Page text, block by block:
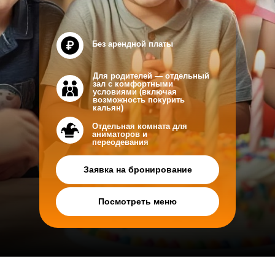
Посмотреть меню
Заявка на бронирование
Отдельная комната для
аниматоров и
переодевания
Для родителей — отдельный
зал с комфортными
условиями (включая
возможность покурить
кальян)
Без арендной платы